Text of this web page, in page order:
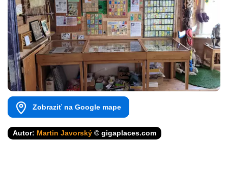
Zobraziť na Google mape
Autor: Martin Javorský © gigaplaces.com